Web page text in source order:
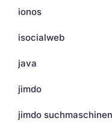
ionos
isocialweb
java
jimdo
jimdo